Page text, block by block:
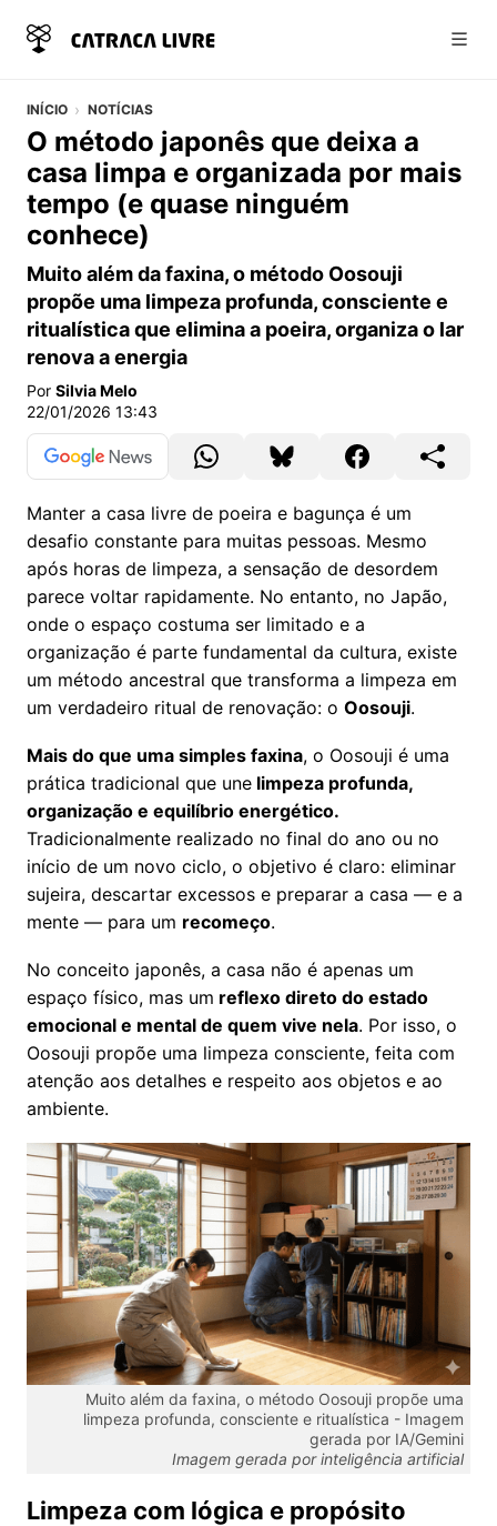
INÍCIO NOTÍCIAS
O método japonês que deixa a
casa limpa e organizada por mais
tempo (e quase ninguém
conhece)
Muito além da faxina, o método Oosouji
propõe uma limpeza profunda, consciente e
ritualística que elimina a poeira, organiza o lar
renova a energia
Por Silvia Melo
22/01/2026 13:43
Manter a casa livre de poeira e bagunça é um
desafio constante para muitas pessoas. Mesmo
após horas de limpeza, a sensação de desordem
parece voltar rapidamente. No entanto, no Japão,
onde o espaço costuma ser limitado e a
organização é parte fundamental da cultura, existe
um método ancestral que transforma a limpeza em
um verdadeiro ritual de renovação: o Oosouji.
Mais do que uma simples faxina, o Oosouji é uma
prática tradicional que une limpeza profunda,
organização e equilíbrio energético.
Tradicionalmente realizado no final do ano ou no
início de um novo ciclo, o objetivo é claro: eliminar
sujeira, descartar excessos e preparar a casa — e a
mente — para um recomeço.
No conceito japonês, a casa não é apenas um
espaço físico, mas um reflexo direto do estado
emocional e mental de quem vive nela. Por isso, o
Oosouji propõe uma limpeza consciente, feita com
atenção aos detalhes e respeito aos objetos e ao
ambiente.
Muito além da faxina, o método Oosouji propõe uma
limpeza profunda, consciente e ritualística - Imagem
gerada por IA/Gemini
Imagem gerada por inteligência artificial
Limpeza com lógica e propósito